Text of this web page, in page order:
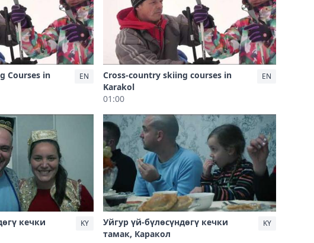
Courses in
EN
Cross-country skiing courses in
Karakol
01:00
EN
кечки
KY
Уйгур үй-бүлөсүндөгү кечки
тамак, Каракол
KY